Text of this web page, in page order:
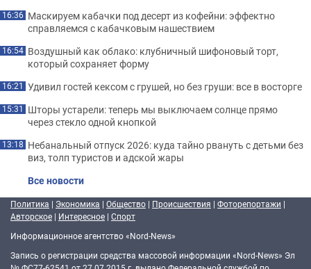
16:36 Маскируем кабачки под десерт из кофейни: эффектно
справляемся с кабачковым нашествием
16:54 Воздушный как облако: клубничный шифоновый торт,
который сохраняет форму
16:21 Удивил гостей кексом с грушей, но без груши: все в восторге
15:31 Шторы устарели: теперь мы выключаем солнце прямо
через стекло одной кнопкой
13:18 Небанальный отпуск 2026: куда тайно рвануть с детьми без
виз, толп туристов и адской жары
Все новости
Политика | Экономика | Общество | Происшествия | Фоторепортажи |
Авторское | Интересное | Спорт
Информационное агентство «Nord-News»
Запись о регистрации средства массовой информации «Nord-News» Эл